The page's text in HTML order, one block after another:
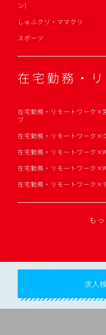
ン）
しゅふクリ・ママクリ
スポーツ
在宅勤務・
在宅勤務・リモートワーク×
ブ
在宅勤務・リモートワーク×
在宅勤務・リモートワーク
在宅勤務・リモートワーク
在宅勤務・リモートワーク×
も
求人